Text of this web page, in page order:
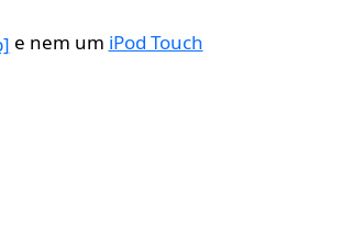
e nem um iPod Touch